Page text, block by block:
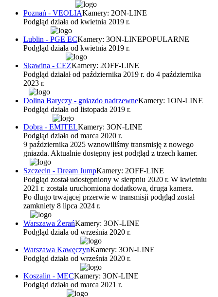
Poznań - VEOLIAKamery: 2ON-LINE
Podgląd działa od kwietnia 2019 r.
Lublin - PGE ECKamery: 3ON-LINEPOPULARNE
Podgląd działa od kwietnia 2019 r.
Skawina - CEZKamery: 2OFF-LINE
Podgląd działał od października 2019 r. do 4 października
2023 r.
Dolina Baryczy - gniazdo nadrzewneKamery: 1ON-LINE
Podgląd działa od listopada 2019 r.
Dobra - EMITELKamery: 3ON-LINE
Podgląd działa od marca 2020 r.
9 października 2025 wznowiliśmy transmisję z nowego
gniazda. Aktualnie dostępny jest podgląd z trzech kamer.
Szczecin - Dream JumpKamery: 2OFF-LINE
Podgląd został udostępniony w sierpniu 2020 r. W kwietniu
2021 r. została uruchomiona dodatkowa, druga kamera.
Po długo trwającej przerwie w transmisji podgląd został
zamkniety 8 lipca 2024 r.
Warszawa ŻerańKamery: 3ON-LINE
Podgląd działa od września 2020 r.
Warszawa KawęczynKamery: 3ON-LINE
Podgląd działa od września 2020 r.
Koszalin - MECKamery: 3ON-LINE
Podgląd działa od marca 2021 r.